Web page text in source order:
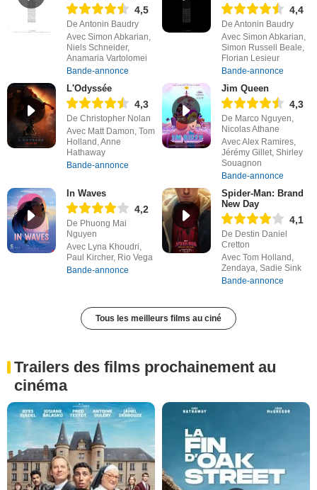
4,5
De Antonin Baudry
Avec Simon Abkarian,
Niels Schneider,
Anamaria Vartolomei
Bande-annonce
4,4
De Antonin Baudry
Avec Simon Abkarian,
Simon Russell Beale,
Florian Lesieur
Bande-annonce
L'Odyssée
4,3
De Christopher Nolan
Avec Matt Damon, Tom
Holland, Anne
Hathaway
Bande-annonce
Jim Queen
4,3
De Marco Nguyen,
Nicolas Athane
Avec Alex Ramires,
Jérémy Gillet, Shirley
Souagnon
Bande-annonce
In Waves
4,2
De Phuong Mai
Nguyen
Avec Lyna Khoudri,
Paul Kircher, Rio Vega
Bande-annonce
Spider-Man: Brand
New Day
4,1
De Destin Daniel
Cretton
Avec Tom Holland,
Zendaya, Sadie Sink
Bande-annonce
Tous les meilleurs films au ciné
Trailers des films prochainement au
cinéma